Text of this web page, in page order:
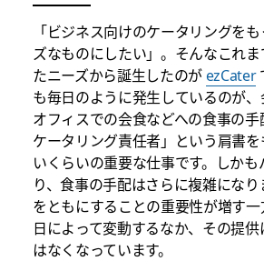
「ビジネス向けのケータリングを
ズなものにしたい」。そんなこれ
たニーズから誕生したのがezCater
も毎日のように発生しているのが、
オフィスでの会食などへの食事の
ケータリング責任者」という肩書
いくらいの重要な仕事です。しか
り、食事の手配はさらに複雑にな
をともにすることの重要性が増す
日によって変動するなか、その提
はなくなっています。